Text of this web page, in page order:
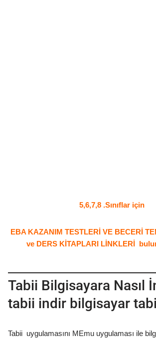
5,6,7,8 .Sınıflar için
EBA KAZANIM TESTLERİ VE BECERİ
ve DERS KİTAPLARI LİNKLERİ
Tabii Bilgisayara Nasıl
tabii indir bilgisayar
Tabii uygulamasını MEmu uygulaması ile